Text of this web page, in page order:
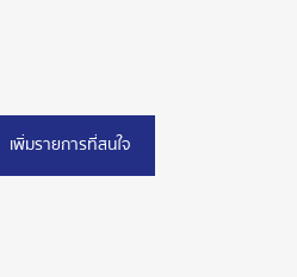
เพิ่มรายการที่สนใจ